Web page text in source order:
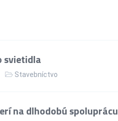
svietidla
Stavebníctvo
na dlhodobú spoluprácu